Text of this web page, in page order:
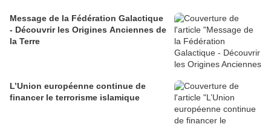
Message de la Fédération Galactique
- Découvrir les Origines Anciennes de
la Terre
L’Union européenne continue de
financer le terrorisme islamique